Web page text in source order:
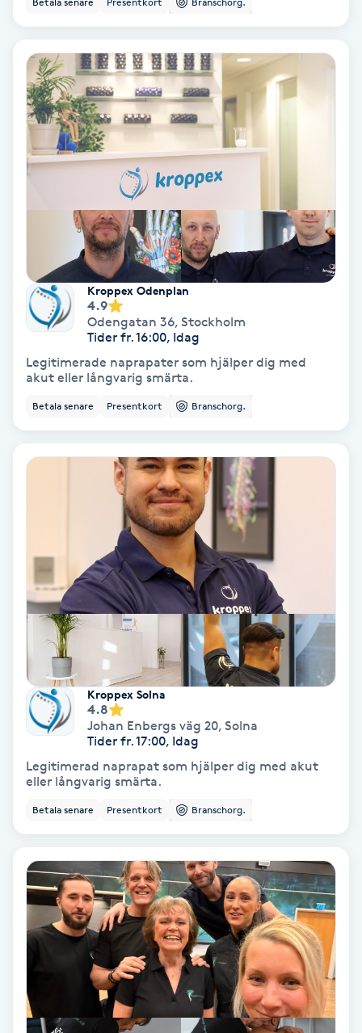
Babylights
Balayage
Bambumassage
Barnklippning
BIAB
Bröllopsuppsättning
Celluliter
Coachning
Color correction
Cryoterapi
Dermapen
Diamantslipning
Enzympeeling
Kroppex Odenplan
4.9
Odengatan 36, Stockholm
Tider fr. 16:00, Idag
Legitimerade naprapater som hjälper dig med
akut eller långvarig smärta.
Betala senare Presentkort Branschorg.
Kroppex Solna
4.8
Johan Enbergs väg 20, Solna
Tider fr. 17:00, Idag
Legitimerad naprapat som hjälper dig med akut
eller långvarig smärta.
Betala senare Presentkort Branschorg.